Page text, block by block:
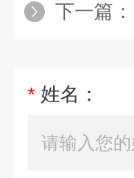
下一篇：
* 姓名：